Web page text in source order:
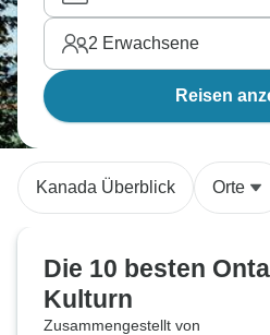
2 Erwachsene
Reisen
Kanada Überblick Orte
Die 10 besten
Kulturn
Zusammengestellt von